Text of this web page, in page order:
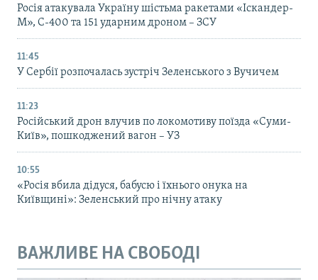
Росія атакувала Україну шістьма ракетами «Іскандер-
М», С-400 та 151 ударним дроном – ЗСУ
11:45
У Сербії розпочалась зустріч Зеленського з Вучичем
11:23
Російський дрон влучив по локомотиву поїзда «Суми-
Київ», пошкоджений вагон – УЗ
10:55
«Росія вбила дідуся, бабусю і їхнього онука на
Київщині»: Зеленський про нічну атаку
ВАЖЛИВЕ НА СВОБОДІ